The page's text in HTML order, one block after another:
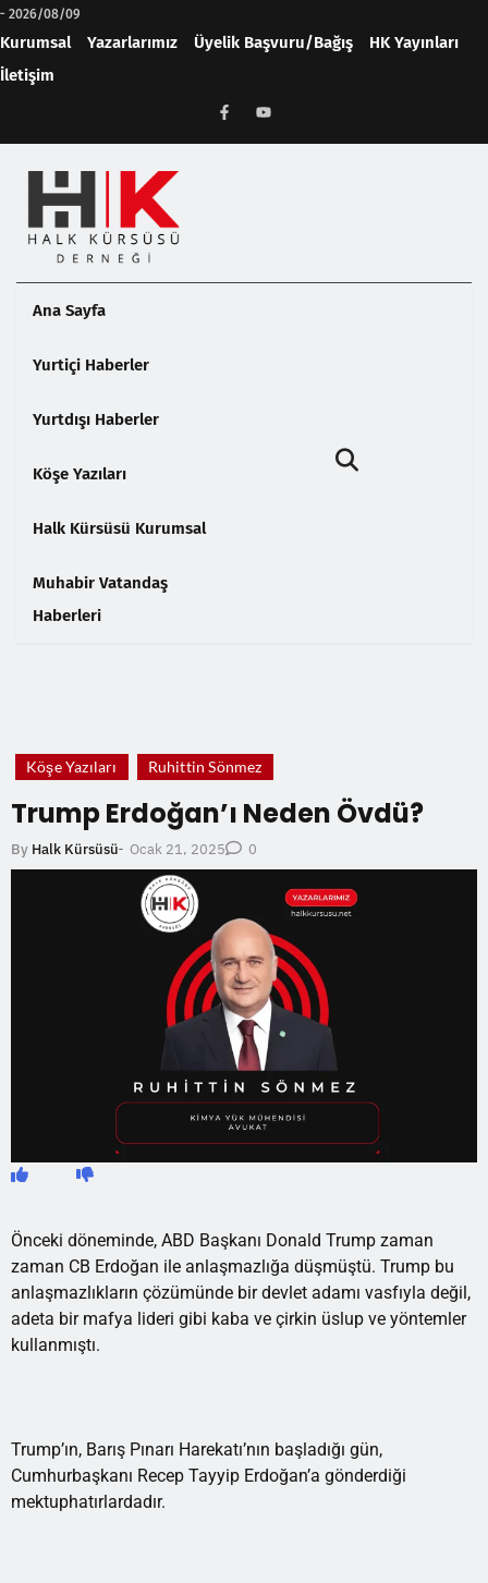
- 2026/08/09
Kurumsal Yazarlarımız Üyelik Başvuru/Bağış
HK Yayınları
İletişim
Ana Sayfa
Yurtiçi Haberler
Yurtdışı Haberler
Köşe Yazıları
Halk Kürsüsü Kurumsal
Muhabir Vatandaş
Haberleri
Köşe Yazıları Ruhittin Sönmez
Trump Erdoğan’ı Neden Övdü?
By Halk Kürsüsü- Ocak 21, 2025 0
Önceki döneminde, ABD Başkanı Donald Trump zaman
zaman CB Erdoğan ile anlaşmazlığa düşmüştü. Trump bu
anlaşmazlıkların çözümünde bir devlet adamı vasfıyla değil,
adeta bir mafya lideri gibi kaba ve çirkin üslup ve yöntemler
kullanmıştı.
Trump’ın, Barış Pınarı Harekatı’nın başladığı gün,
Cumhurbaşkanı Recep Tayyip Erdoğan’a gönderdiği
mektuphatırlardadır.